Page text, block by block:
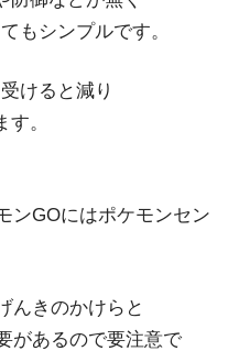
もシンプルです。
けると減り
。
ンGOにはポケモンセン
んきのかけらと
があるので要注意で